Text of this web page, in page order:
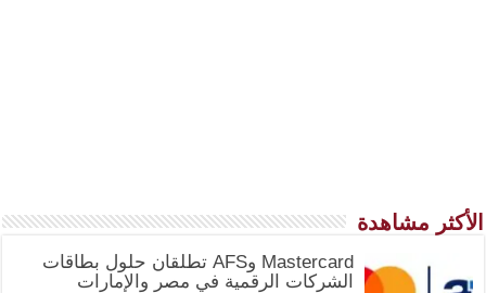
الأكثر مشاهدة
Mastercard وAFS تطلقان حلول بطاقات
الشركات الرقمية في مصر والإمارات